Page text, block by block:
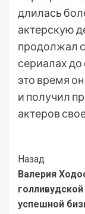
длилась
актерскую
продолжал
сериалах до
это время
и получил
актеров
Post
Назад
Валерия
успешной